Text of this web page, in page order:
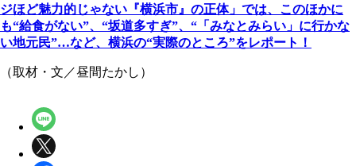
ジほど魅力的じゃない『横浜市』の正体」では、このほかに
も“給食がない”、“坂道多すぎ”、“「みなとみらい」に行かな
い地元民”…など、横浜の“実際のところ”をレポート！
（取材・文／昼間たかし）